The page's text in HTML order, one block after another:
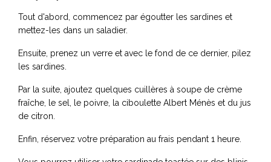
Tout d'abord, commencez par égoutter les sardines et
mettez-les dans un saladier.
Ensuite, prenez un verre et avec le fond de ce dernier, pilez
les sardines.
Par la suite, ajoutez quelques cuillères à soupe de crème
fraîche, le sel, le poivre, la ciboulette Albert Ménès et du jus
de citron.
Enfin, réservez votre préparation au frais pendant 1 heure.